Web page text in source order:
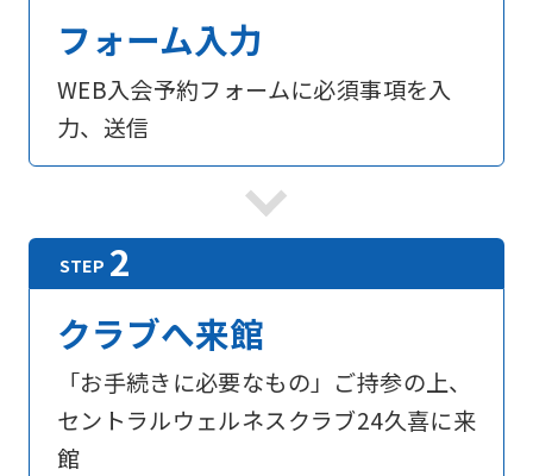
フォーム入力
WEB入会予約フォームに必須事項を入
力、送信
クラブへ来館
「お手続きに必要なもの」ご持参の上、
セントラルウェルネスクラブ24久喜に来
館
For
foreigners
Sports
website
is
automatically